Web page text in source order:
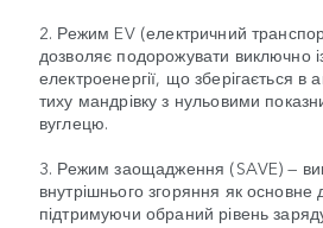
2. Режим EV (електричний
дозволяє подорожувати виключно
електроенергії, що зберігається в
тиху мандрівку з нульовими
вуглецю.
3. Режим заощадження (SAVE) —
внутрішнього згоряння як
підтримуючи обраний рівень